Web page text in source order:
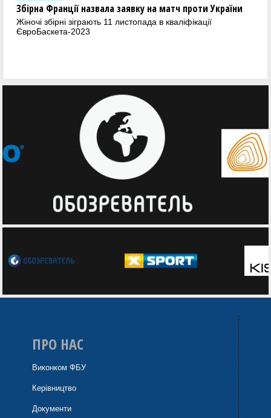
Збірна Франції назвала заявку на матч проти України
Жіночі збірні зіграють 11 листопада в кваліфікації
ЄвроБаскета-2023
ПРО НАС
Виконком ФБУ
Керівництво
Документи